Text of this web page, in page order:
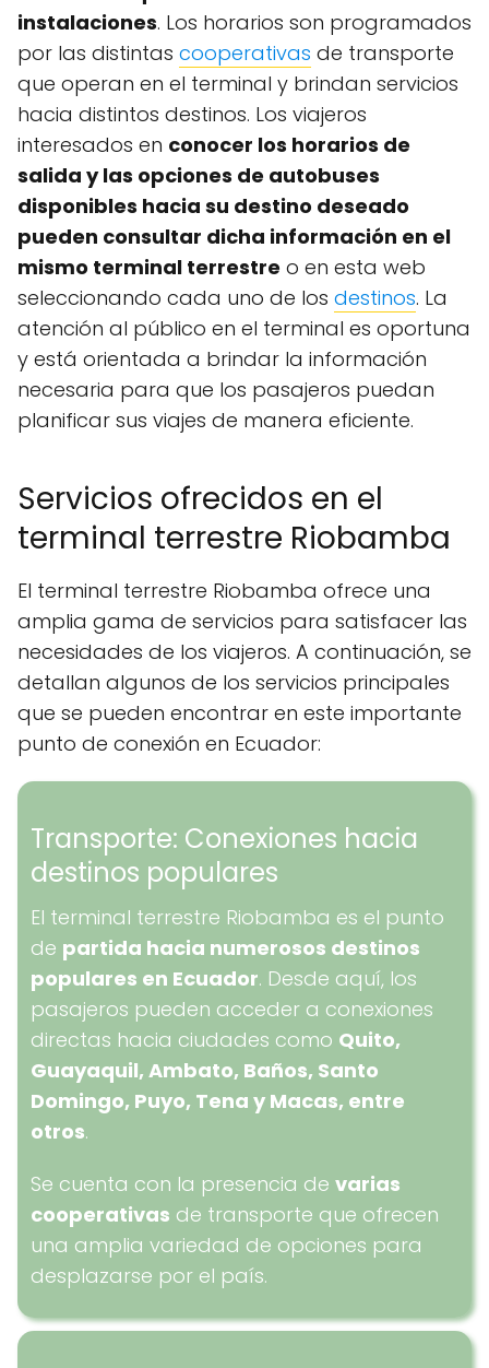
instalaciones. Los horarios son programados
por las distintas cooperativas de transporte
que operan en el terminal y brindan servicios
hacia distintos destinos. Los viajeros
interesados en conocer los horarios de
salida y las opciones de autobuses
disponibles hacia su destino deseado
pueden consultar dicha información en el
mismo terminal terrestre o en esta web
seleccionando cada uno de los destinos. La
atención al público en el terminal es oportuna
y está orientada a brindar la información
necesaria para que los pasajeros puedan
planificar sus viajes de manera eficiente.
Servicios ofrecidos en el
terminal terrestre Riobamba
El terminal terrestre Riobamba ofrece una
amplia gama de servicios para satisfacer las
necesidades de los viajeros. A continuación, se
detallan algunos de los servicios principales
que se pueden encontrar en este importante
punto de conexión en Ecuador:
Transporte: Conexiones hacia
destinos populares
El terminal terrestre Riobamba es el punto
de partida hacia numerosos destinos
populares en Ecuador. Desde aquí, los
pasajeros pueden acceder a conexiones
directas hacia ciudades como Quito,
Guayaquil, Ambato, Baños, Santo
Domingo, Puyo, Tena y Macas, entre
otros.
Se cuenta con la presencia devarias
cooperativas de transporte que ofrecen
una amplia variedad de opciones para
desplazarse por el país.